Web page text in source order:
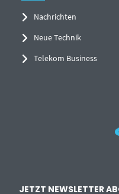
Nachrichten
Neue Technik
Telekom Business
JETZT NEWSLETTER